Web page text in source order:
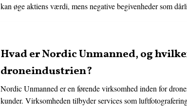
kan øge aktiens værdi, mens negative begivenheder som
Hvad er Nordic Unmanned, og
droneindustrien?
Nordic Unmanned er en førende virksomhed inden for
kunder. Virksomheden tilbyder services som